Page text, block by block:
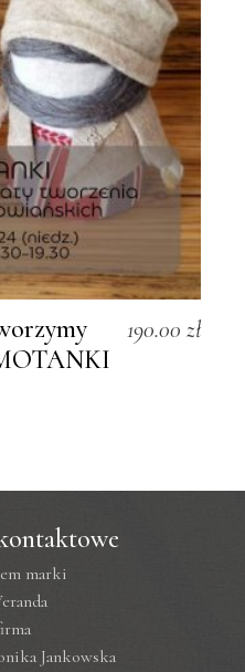
190.00 zł
marki
Jankowska